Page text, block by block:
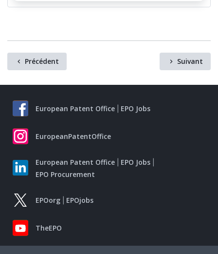
Précédent Suivant
European Patent Office EPO Jobs
EuropeanPatentOffice
European Patent Office
EPO Jobs
EPO Procurement
EPOorg EPOjobs
TheEPO